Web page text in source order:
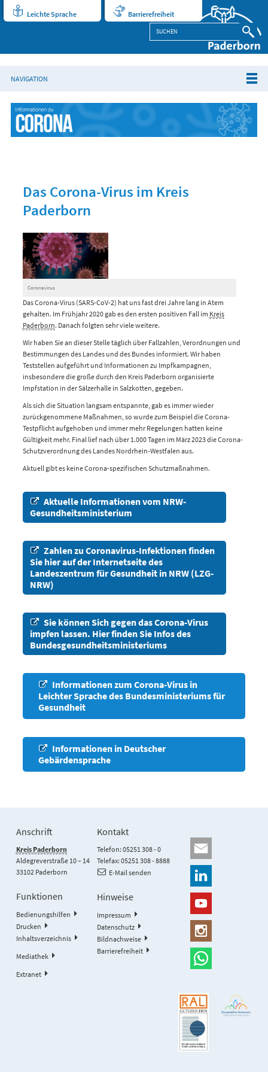
Leichte Sprache Barrierefreiheit
NAVIGATION
Das Corona-Virus im Kreis
Paderborn
Coronavirus
Das Corona-Virus (SARS-CoV-2) hat uns fast drei Jahre lang in Atem
gehalten. Im Frühjahr 2020 gab es den ersten positiven Fall im Kreis
Paderborn. Danach folgten sehr viele weitere.
Wir haben Sie an dieser Stelle täglich über Fallzahlen, Verordnungen und
Bestimmungen des Landes und des Bundes informiert. Wir haben
Teststellen aufgeführt und Informationen zu Impfkampagnen,
insbesondere die große durch den Kreis Paderborn organisierte
Impfstation in der Sälzerhalle in Salzkotten, gegeben.
Als sich die Situation langsam entspannte, gab es immer wieder
zurückgenommene Maßnahmen, so wurde zum Beispiel die Corona-
Testpflicht aufgehoben und immer mehr Regelungen hatten keine
Gültigkeit mehr. Final lief nach über 1.000 Tagen im März 2023 die Corona-
Schutzverordnung des Landes Nordrhein-Westfalen aus.
Aktuell gibt es keine Corona-spezifischen Schutzmaßnahmen.
Aktuelle Informationen vom NRW-
Gesundheitsministerium
Zahlen zu Coronavirus-Infektionen finden
Sie hier auf der Internetseite des
Landeszentrum für Gesundheit in NRW (LZG-
NRW)
Sie können Sich gegen das Corona-Virus
impfen lassen. Hier finden Sie Infos des
Bundesgesundheitsministeriums
Informationen zum Corona-Virus in
Leichter Sprache des Bundesministeriums für
Gesundheit
Informationen in Deutscher
Gebärdensprache
Anschrift
Kreis Paderborn
Aldegreverstraße 10 – 14
33102 Paderborn
Kontakt
Telefon: 05251 308 - 0
Telefax: 05251 308 - 8888
E-Mail senden
Funktionen
Bedienungshilfen
Drucken
Inhaltsverzeichnis
Mediathek
Extranet
Hinweise
Impressum
Datenschutz
Bildnachweise
Barrierefreiheit